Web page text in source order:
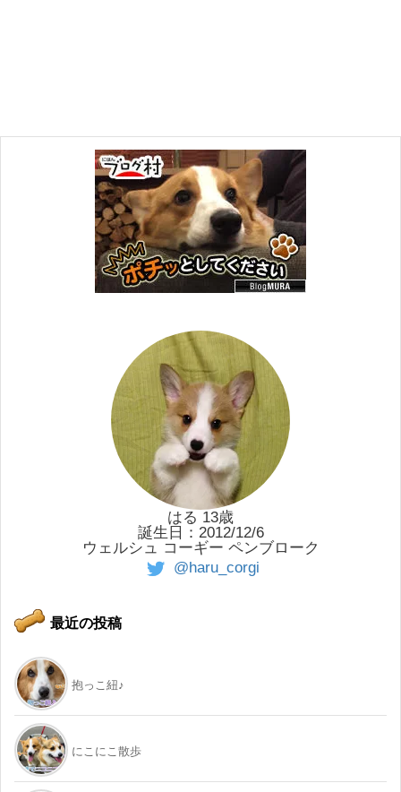
はる 13歳
誕生日：2012/12/6
ウェルシュ コーギー ペンブローク
@haru_corgi
最近の投稿
抱っこ紐♪
にこにこ散歩